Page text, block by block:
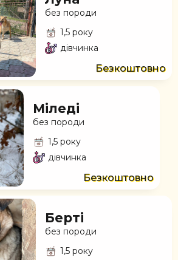
без породи
1,5 року
дівчинка
Безкоштовно
Міледі
без породи
1,5 року
дівчинка
Безкоштовно
Берті
без породи
1,5 року